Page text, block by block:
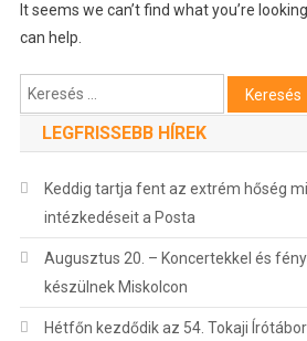
It seems we can’t find what you’re
can help.
Keresés:
LEGFRISSEBB HÍREK
Keddig tartja fent az extrém hőség
intézkedéseit a Posta
Augusztus 20. – Koncertekkel és
készülnek Miskolcon
Hétfőn kezdődik az 54. Tokaji Írótábor